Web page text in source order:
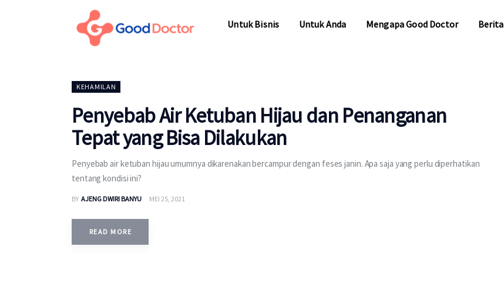
Untuk Bisnis Untuk Anda Mengapa Good Doctor Berita
KEHAMILAN
Penyebab Air Ketuban Hijau dan Penanganan
Tepat yang Bisa Dilakukan
Penyebab air ketuban hijau umumnya dikarenakan bercampur dengan feses janin. Apa saja yang perlu diperhatikan
tentang kondisi ini?
BY AJENG DWIRI BANYU MEI 25, 2021
READ MORE